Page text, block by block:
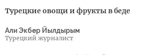
Турецкие овощи и фрукты в беде
Али Экбер Йылдырым
Турецкий журналист